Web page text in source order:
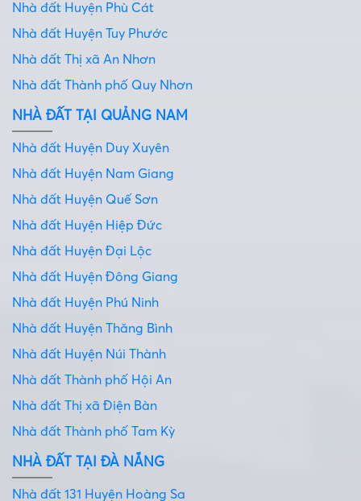
Nhà đất Huyện Phù Cát
Nhà đất Huyện Tuy Phước
Nhà đất Thị xã An Nhơn
Nhà đất Thành phố Quy Nhơn
NHÀ ĐẤT TẠI QUẢNG NAM
Nhà đất Huyện Duy Xuyên
Nhà đất Huyện Nam Giang
Nhà đất Huyện Quế Sơn
Nhà đất Huyện Hiệp Đức
Nhà đất Huyện Đại Lộc
Nhà đất Huyện Đông Giang
Nhà đất Huyện Phú Ninh
Nhà đất Huyện Thăng Bình
Nhà đất Huyện Núi Thành
Nhà đất Thành phố Hội An
Nhà đất Thị xã Điện Bàn
Nhà đất Thành phố Tam Kỳ
NHÀ ĐẤT TẠI ĐÀ NẴNG
Nhà đất 131 Huyện Hoàng Sa